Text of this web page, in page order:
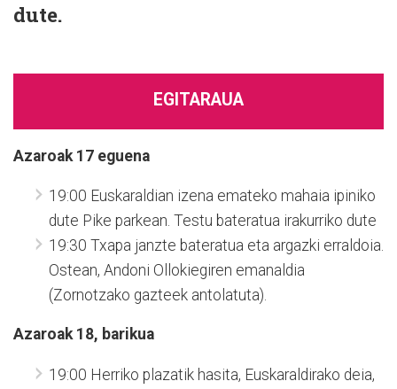
dute.
EGITARAUA
Azaroak 17 eguena
19:00 Euskaraldian izena emateko mahaia ipiniko
dute Pike parkean. Testu bateratua irakurriko dute
19:30 Txapa janzte bateratua eta argazki erraldoia.
Ostean, Andoni Ollokiegiren emanaldia
(Zornotzako gazteek antolatuta).
Azaroak 18, barikua
19:00 Herriko plazatik hasita, Euskaraldirako deia,